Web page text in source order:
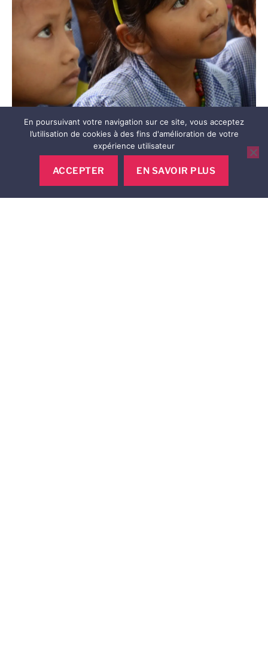
En poursuivant votre navigation sur ce site, vous acceptez
l’utilisation de cookies à des fins d'amélioration de votre
expérience utilisateur
ACCEPTER EN SAVOIR PLUS